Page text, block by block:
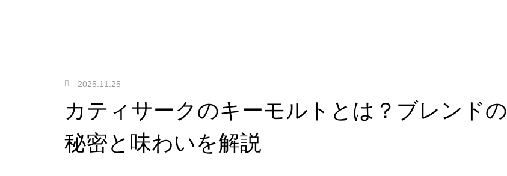
2025.11.25
カティサークのキーモルトとは？ブレンドの
秘密と味わいを解説